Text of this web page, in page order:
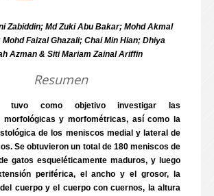
Zabiddin; Md Zuki Abu Bakar; Mohd Akmal
Mohd Faizal Ghazali; Chai Min Hian; Dhiya
Azman & Siti Mariam Zainal Ariffin
Resumen
tuvo como objetivo investigar las
morfológicas y morfométricas, así como la
de los meniscos medial y lateral de
Se obtuvieron un total de 180 meniscos de
gatos esqueléticamente maduros, y luego
periférica, el ancho y el grosor, la
cuerpo y el cuerpo con cuernos, la altura